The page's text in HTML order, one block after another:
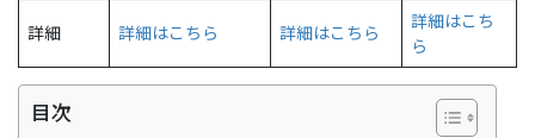
詳細 詳細はこちら 詳細はこちら
詳細はこち
ら
目次